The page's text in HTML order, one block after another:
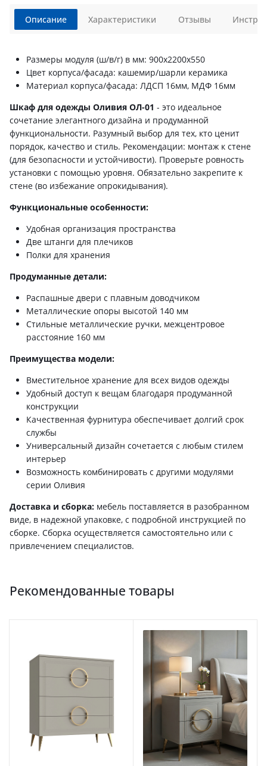
Описание
Размеры модуля (ш/в/г) в мм: 900х2200х550
Цвет корпуса/фасада: кашемир/шарли керамика
Материал корпуса/фасада: ЛДСП 16мм, МДФ 16мм
Шкаф для одежды Оливия ОЛ-01 - это идеальное
сочетание элегантного дизайна и продуманной
функциональности. Разумный выбор для тех, кто ценит
порядок, качество и стиль. Рекомендации: монтаж к стене
(для безопасности и устойчивости). Проверьте ровность
установки с помощью уровня. Обязательно закрепите к
стене (во избежание опрокидывания).
Функциональные особенности:
Удобная организация пространства
Две штанги для плечиков
Полки для хранения
Продуманные детали:
Распашные двери с плавным доводчиком
Металлические опоры высотой 140 мм
Стильные металлические ручки, межцентровое
расстояние 160 мм
Преимущества модели:
Вместительное хранение для всех видов одежды
Удобный доступ к вещам благодаря продуманной
конструкции
Качественная фурнитура обеспечивает долгий срок
службы
Универсальный дизайн сочетается с любым стилем
интерьер
Возможность комбинировать с другими модулями
серии Оливия
Доставка и сборка: мебель поставляется в разобранном
виде, в надежной упаковке, с подробной инструкцией по
сборке. Сборка осуществляется самостоятельно или с
привлечением специалистов.
Характеристики Отзывы
Рекомендованные товары